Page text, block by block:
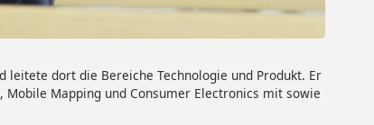
leitete dort die Bereiche Technologie und Produkt. Er
Mapping und Consumer Electronics mit sowie